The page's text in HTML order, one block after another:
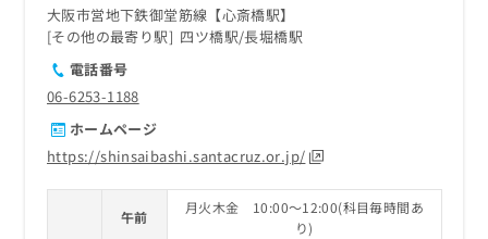
大阪市営地下鉄御堂筋線【心斎橋駅】
その他の最寄り駅
四ツ橋駅 長堀橋駅
電話番号
06-6253-1188
ホームページ
https://shinsaibashi.santacruz.or.jp/
午前
月火木金 10:00～12:00(科目毎時間あ
り)